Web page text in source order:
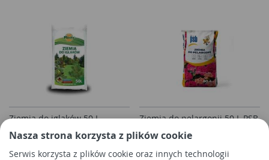
Nasza strona korzysta z plików cookie
Serwis korzysta z plików cookie oraz innych technologii
Ziemia do iglaków 50 L
PLANTA
Ziemia do pelargonii 50 L PSB